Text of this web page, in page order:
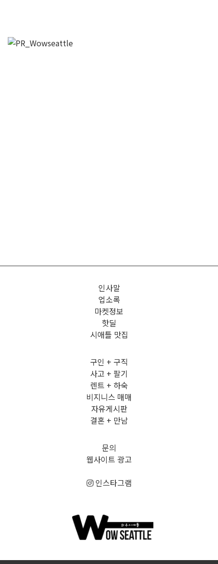
인사말
업소록
마켓정보
핫딜
시애틀 맛집
구인 + 구직
사고 + 팔기
렌트 + 하숙
비지니스 매매
자유게시판
결혼 + 만남
문의
웹사이트 광고
인스타그램